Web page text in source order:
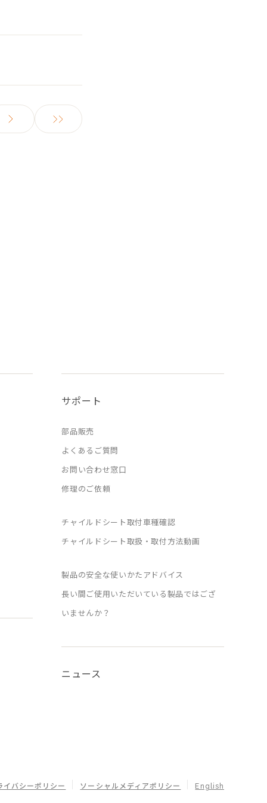
サポート
部品販売
よくあるご質問
お問い合わせ窓口
修理のご依頼
チャイルドシート取付車種確認
チャイルドシート取扱・取付方法動画
製品の安全な使いかたアドバイス
長い間ご使用いただいている製品ではござ
いませんか？
ニュース
イバシーポリシー ソーシャルメディアポリシー English